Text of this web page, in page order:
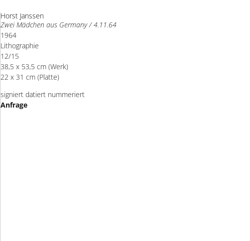
Horst Janssen
Zwei Mädchen aus Germany / 4.11.64
1964
Lithographie
12/15
38,5 x 53,5 cm (Werk)
22 x 31 cm (Platte)
signiert datiert nummeriert
Anfrage